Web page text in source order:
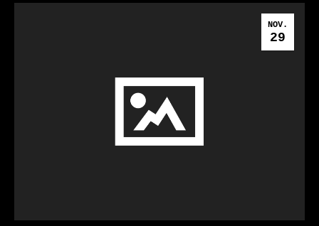
NOV.
29